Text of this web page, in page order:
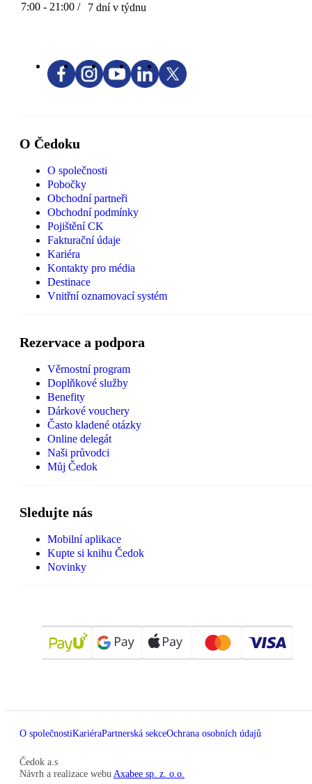
7:00 - 21:00 / 7 dní v týdnu
O Čedoku
O společnosti
Pobočky
Obchodní partneři
Obchodní podmínky
Pojištění CK
Fakturační údaje
Kariéra
Kontakty pro média
Destinace
Vnitřní oznamovací systém
Rezervace a podpora
Věrnostní program
Doplňkové služby
Benefity
Dárkové vouchery
Často kladené otázky
Online delegát
Naši průvodci
Můj Čedok
Sledujte nás
Mobilní aplikace
Kupte si knihu Čedok
Novinky
O společnostiKariéraPartnerská sekceOchrana osobních údajů
Čedok a.s
Návrh a realizace webu Axabee sp. z. o.o.